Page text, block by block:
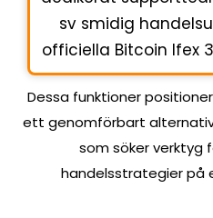
sv smidig
officiella Bitcoin Ifex
Dessa funktioner
ett genomförbart
som söker verktyg
handelsstrategier på